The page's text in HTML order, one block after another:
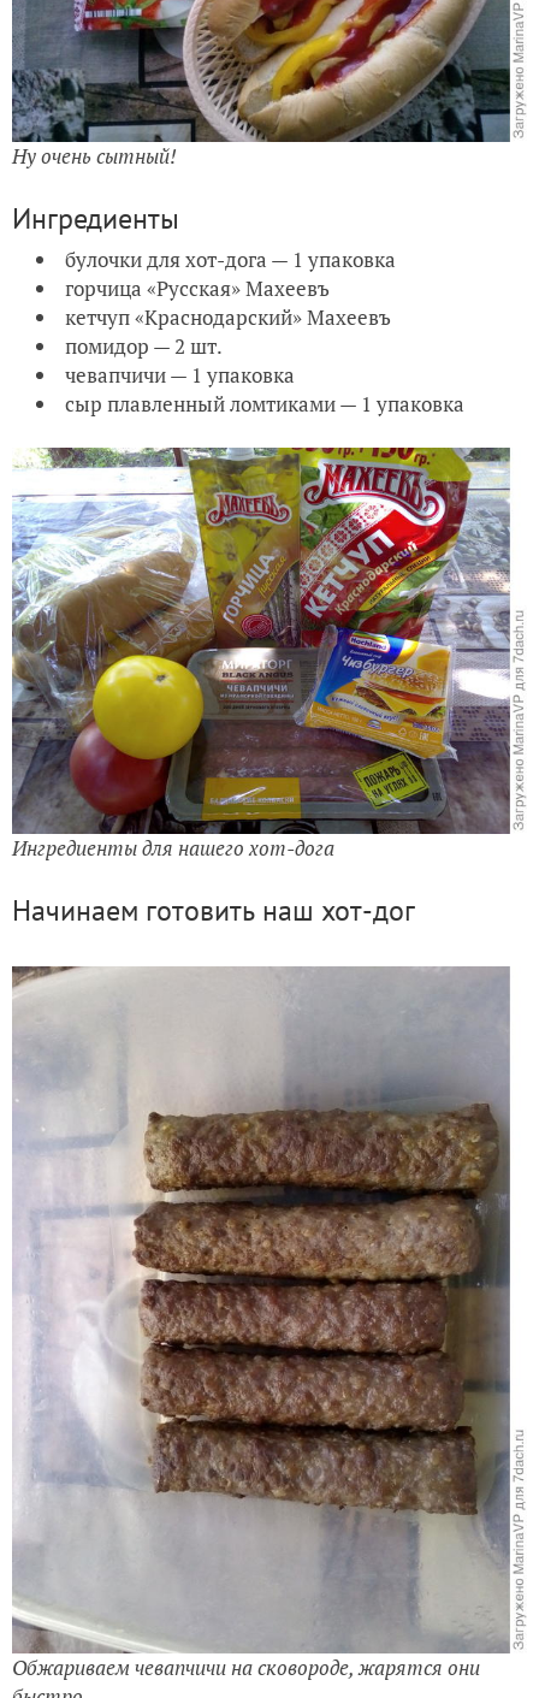
Ну очень сытный!
Ингредиенты
булочки для хот-дога — 1 упаковка
горчица «Русская» Махеевъ
кетчуп «Краснодарский» Махеевъ
помидор — 2 шт.
чевапчичи — 1 упаковка
сыр плавленный ломтиками — 1 упаковка
Ингредиенты для нашего хот-дога
Начинаем готовить наш хот-дог
Обжариваем чевапчичи на сковороде, жарятся они